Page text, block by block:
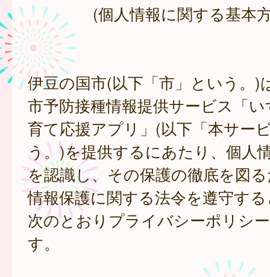
(個人情報に関する基本
伊豆の国市(以下「市」という。)
市予防接種情報提供サービス「
育て応援アプリ」(以下「本サー
う。)を提供するにあたり、個人
を認識し、その保護の徹底を図
情報保護に関する法令を遵守す
次のとおりプライバシーポリシ
す。